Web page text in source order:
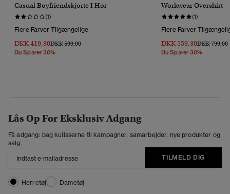
Casual Boyfriendskjorte I Hør
(1)
Flere Farver Tilgængelige
DKK 419,30Pris Nedsat Fra
DKK 599,00Til
Du Sparer 30%
Workwear Overshirt
(1)
Flere Farver
DKK 559,30Pris Nedsat
DKK 799,00
Du Sparer 30%
Lås Op For Eksklusiv Adgang
Få adgang: bag kulisserne til kampagner, samarbejder, nye produkter og
salg.
TILMELD DIG
Herretøj
Dametøj